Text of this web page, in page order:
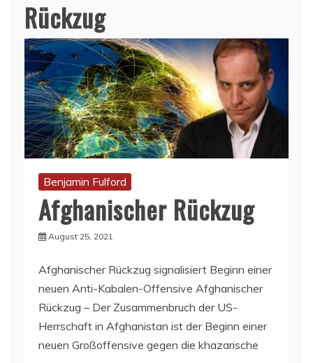
Rückzug
Benjamin Fulford
Afghanischer Rückzug
August 25, 2021
Afghanischer Rückzug signalisiert Beginn einer
neuen Anti-Kabalen-Offensive Afghanischer
Rückzug – Der Zusammenbruch der US-
Herrschaft in Afghanistan ist der Beginn einer
neuen Großoffensive gegen die khazarische